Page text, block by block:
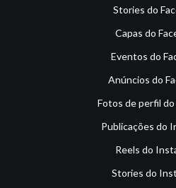
Stories do
Capas do
Eventos do
Anúncios do
Fotos de perfil
Publicações do
Reels do
Stories do